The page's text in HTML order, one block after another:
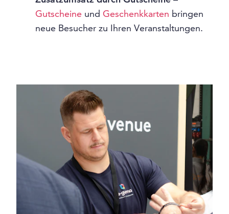
Gutscheine und Geschenkkarten bringen
neue Besucher zu Ihren Veranstaltungen.